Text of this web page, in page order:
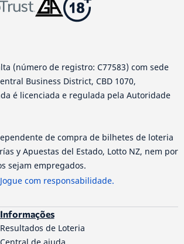
(número de registro: C77583) com sede
Business District, CBD 1070,
é licenciada e regulada pela Autoridade
de compra de bilhetes de loteria
y Apuestas del Estado, Lotto NZ, nem por
sejam empregados.
com responsabilidade.
Informações
Resultados de Loteria